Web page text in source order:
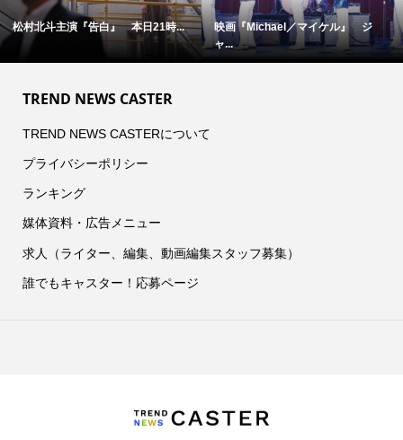
松村北斗主演『告白』 本日21時...
映画『Michael／マイケル』 ジ
ャ...
TREND NEWS CASTER
TREND NEWS CASTERについて
プライバシーポリシー
ランキング
媒体資料・広告メニュー
求人（ライター、編集、動画編集スタッフ募集）
誰でもキャスター！応募ページ